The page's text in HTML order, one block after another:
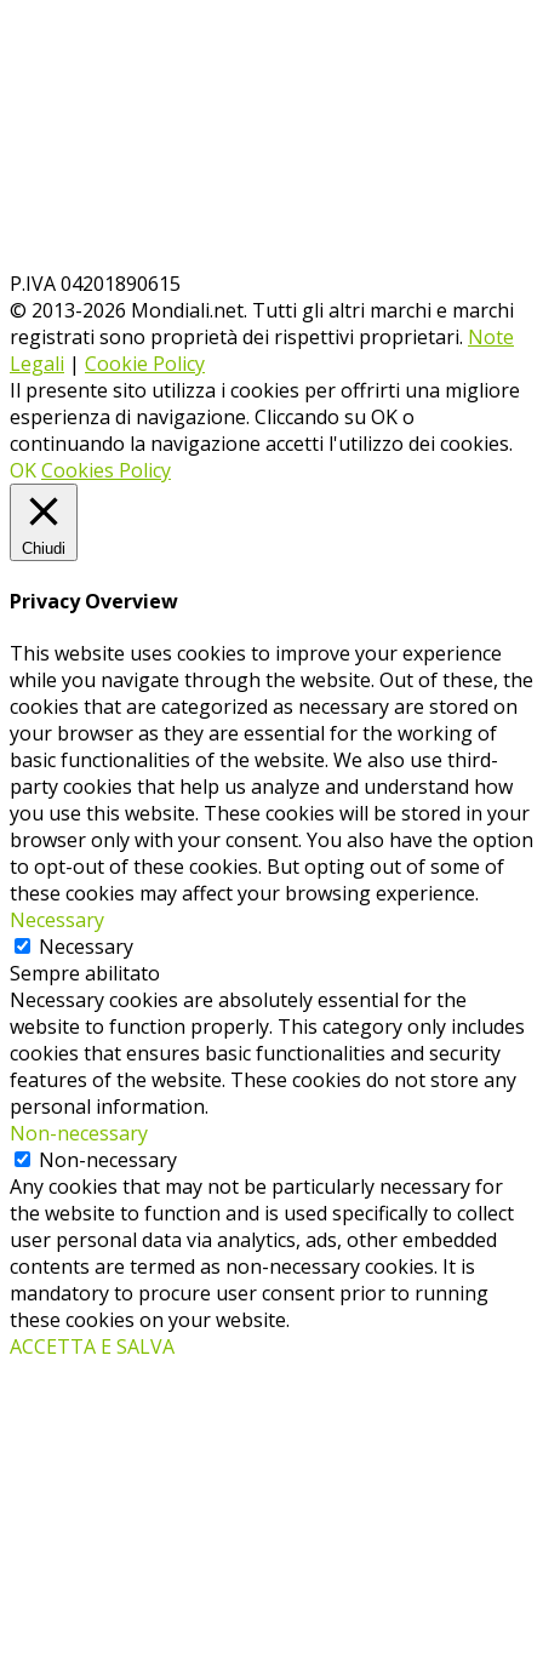
P.IVA 04201890615
© 2013-2026 Mondiali.net. Tutti gli altri marchi e marchi
registrati sono proprietà dei rispettivi proprietari. Note
Legali | Cookie Policy
Il presente sito utilizza i cookies per offrirti una migliore
esperienza di navigazione. Cliccando su OK o
continuando la navigazione accetti l'utilizzo dei cookies.
OKCookies Policy
Chiudi
Privacy Overview
This website uses cookies to improve your experience
while you navigate through the website. Out of these, the
cookies that are categorized as necessary are stored on
your browser as they are essential for the working of
basic functionalities of the website. We also use third-
party cookies that help us analyze and understand how
you use this website. These cookies will be stored in your
browser only with your consent. You also have the option
to opt-out of these cookies. But opting out of some of
these cookies may affect your browsing experience.
Necessary
Necessary
Sempre abilitato
Necessary cookies are absolutely essential for the
website to function properly. This category only includes
cookies that ensures basic functionalities and security
features of the website. These cookies do not store any
personal information.
Non-necessary
Non-necessary
Any cookies that may not be particularly necessary for
the website to function and is used specifically to collect
user personal data via analytics, ads, other embedded
contents are termed as non-necessary cookies. It is
mandatory to procure user consent prior to running
these cookies on your website.
ACCETTA E SALVA